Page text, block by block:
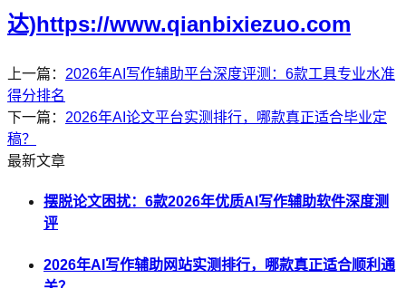
达)https://www.qianbixiezuo.com
上一篇： 2026年AI写作辅助平台深度评测：6款工具专业水准
得分排名
下一篇： 2026年AI论文平台实测排行，哪款真正适合毕业定
稿？
最新文章
摆脱论文困扰：6款2026年优质AI写作辅助软件深度测
评
2026年AI写作辅助网站实测排行，哪款真正适合顺利通